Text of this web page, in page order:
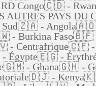
Congo🇨🇩 -
PAYS DU
Sud🇿🇦 -
- Burkina
- Centrafrique🇨🇫
Égypte🇪🇬 -
- Ghana🇬🇭 -
-